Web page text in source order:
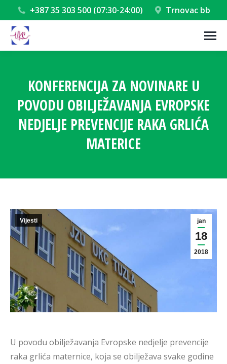
+387 35 303 500 (07:30-24:00) Trnovac bb
KONFERENCIJA ZA NOVINARE U
POVODU OBILJEŽAVANJA EVROPSKE
NEDJELJE PREVENCIJE RAKA GRLIĆA
MATERICE
jan
18
2018
Vijesti
U povodu obilježavanja Evropske nedjelje prevencije
raka grlića maternice, koja se obilježava svake godine